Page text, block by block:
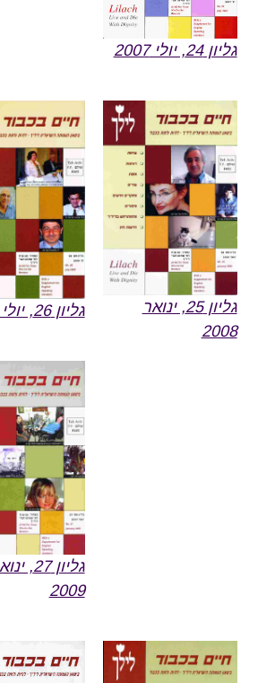
גליון 24, יולי 2007
גליון 25, ינואר
2008
גליון 26, יולי 2008
גליון 27,
2009